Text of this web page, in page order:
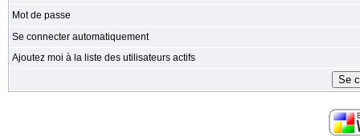
Mot de passe
Se connecter automatiquement
Ajoutez moi à la liste des utilisateurs actifs